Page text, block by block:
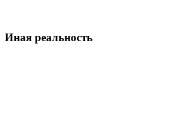
Иная реальность